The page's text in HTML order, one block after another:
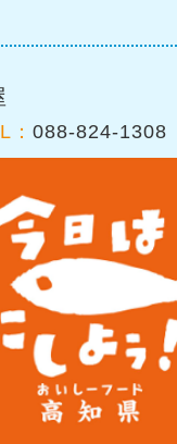
： 088-824-1308